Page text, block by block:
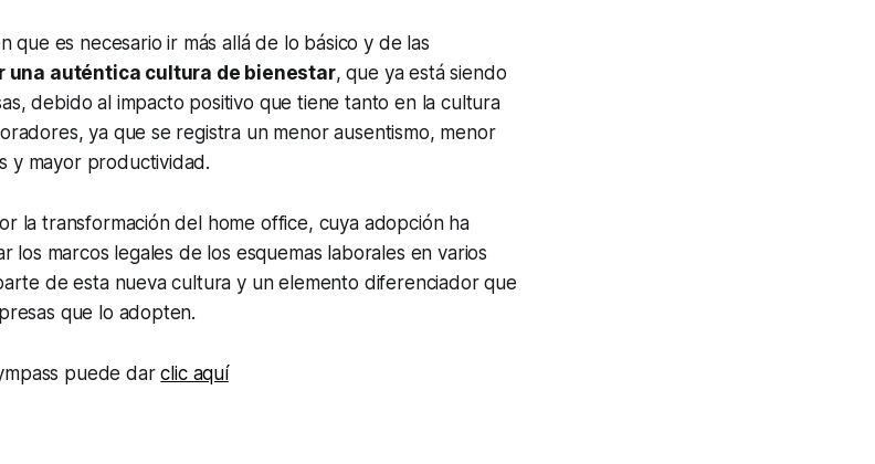
que es necesario ir más allá de lo básico y de las
una auténtica cultura de bienestar, que ya está siendo
debido al impacto positivo que tiene tanto en la cultura
ya que se registra un menor ausentismo, menor
y mayor productividad.
la transformación del home office, cuya adopción ha
los marcos legales de los esquemas laborales en varios
de esta nueva cultura y un elemento diferenciador que
que lo adopten.
puede darclic aquí